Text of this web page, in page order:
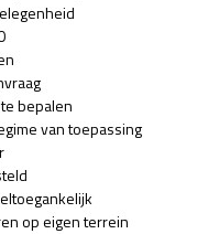
bepalen
van toepassing
op eigen terrein